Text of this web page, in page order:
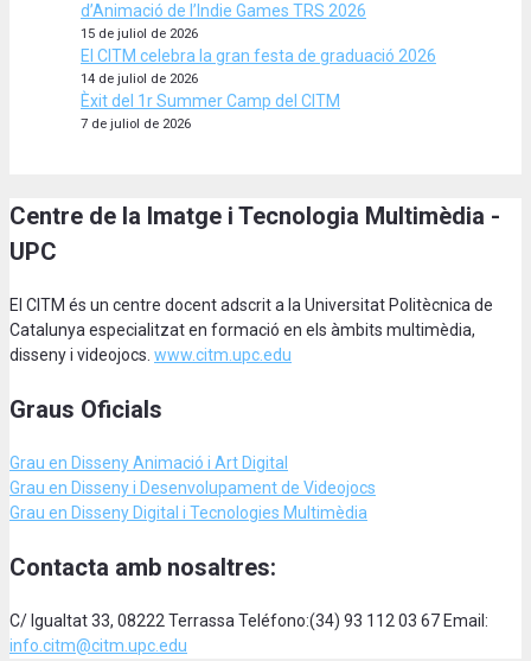
d’Animació de l’Indie Games TRS 2026
15 de juliol de 2026
El CITM celebra la gran festa de graduació 2026
14 de juliol de 2026
Èxit del 1r Summer Camp del CITM
7 de juliol de 2026
Centre de la Imatge i Tecnologia Multimèdia -
UPC
El CITM és un centre docent adscrit a la Universitat Politècnica de
Catalunya especialitzat en formació en els àmbits multimèdia,
disseny i videojocs. www.citm.upc.edu
Graus Oficials
Grau en Disseny Animació i Art Digital
Grau en Disseny i Desenvolupament de Videojocs
Grau en Disseny Digital i Tecnologies Multimèdia
Contacta amb nosaltres:
C/ Igualtat 33, 08222 Terrassa Teléfono:(34) 93 112 03 67 Email:
info.citm@citm.upc.edu